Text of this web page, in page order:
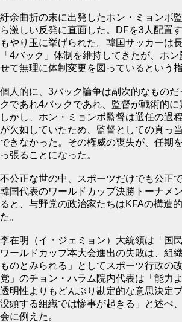
紆余曲折の末に出発したホン・ミョンボ
ら激しい反発に直面した。DFを3人配置
もやり玉に挙げられた。韓国サッカーは
「4バック」体制を維持してきたが、ホ
せて無理に体制変更を図っているという指
個人的に、3バック論争は副次的なものだ
クであれ4バックであれ、監督が戦術的に
しかし、ホン・ミョンボ監督は選任の過
が欠如していたため、監督としての真っ
できなかった。その権威の喪失が、任期
っ張ることになった。
不公正な世の中、スポーツだけでも公正
韓国代表のワールドカップ決勝トーナメ
ると、与野党の政治家たちはKFAの構造
た。
李在明（イ・ジェミョン）大統領は「国
ワールドカップ本大会進出の失敗は、組
ものとみられる」としてスポーツ行政の
党」のチョン・ハラム院内代表は「能力
透明性よりもどんぶり勘定的な意思決定
没頭する組織では惨事が起きる」と述べ
会に例えた。